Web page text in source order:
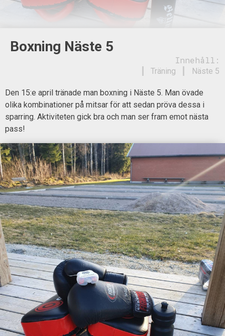
Boxning Näste 5
Innehåll:
Näste 5
Träning
Den 15:e april tränade man boxning i Näste 5. Man övade
olika kombinationer på mitsar för att sedan pröva dessa i
sparring. Aktiviteten gick bra och man ser fram emot nästa
pass!